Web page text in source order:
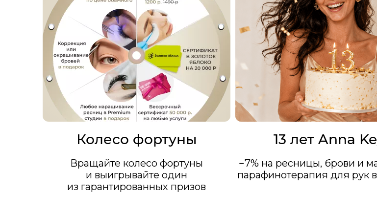
Колесо фортуны
Вращайте колесо фортуны
и выигрывайте один
из гарантированных призов
13 лет Anna
−7% на ресницы, брови и
парафинотерапия для рук